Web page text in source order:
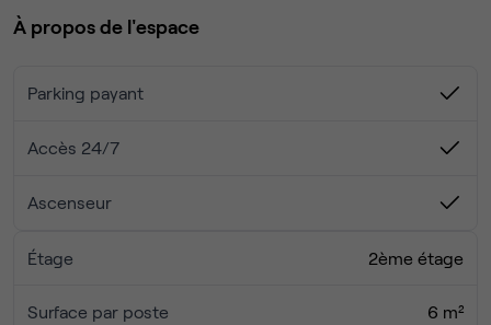
événements et bureaux virtuels.
L’adhésion inclut également un accès illimité à plus de 4
Les prestations incluent : réception, Wi-Fi haut débit,
accessibilité 24/7. Un vaste parking privatif, un site
Idéalement situé, le centre se trouve à 2 km de l’aéroport
À propos de l'espace
Parking payant
Accès 24/7
Ascenseur
Étage 2ème étage
Surface par poste 6 m²